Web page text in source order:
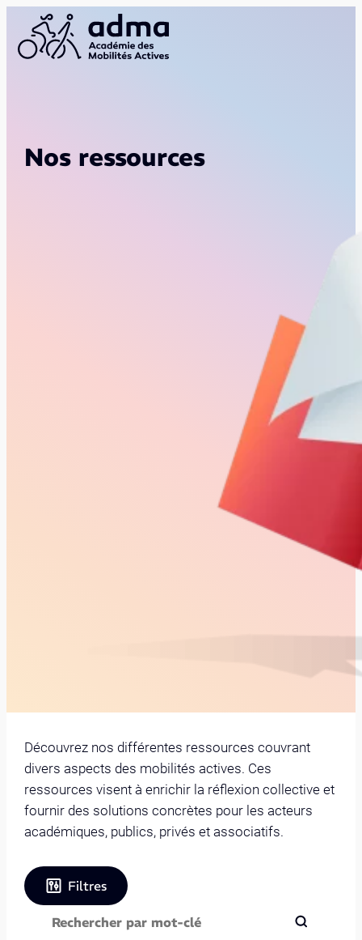
Nos ressources
Découvrez nos différentes ressources couvrant
divers aspects des mobilités actives. Ces
ressources visent à enrichir la réflexion collective et
fournir des solutions concrètes pour les acteurs
académiques, publics, privés et associatifs.
Filtres